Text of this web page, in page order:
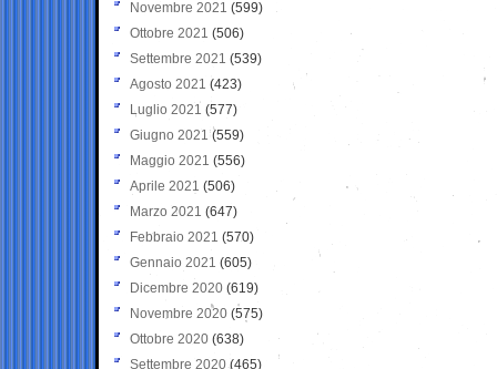
Novembre 2021 (599)
Ottobre 2021 (506)
Settembre 2021 (539)
Agosto 2021 (423)
Luglio 2021 (577)
Giugno 2021(559)
Maggio 2021 (556)
Aprile 2021 (506)
Marzo 2021 (647)
Febbraio 2021 (570)
Gennaio 2021 (605)
Dicembre 2020 (619)
Novembre 2020 (575)
Ottobre 2020 (638)
Settembre 2020(465)